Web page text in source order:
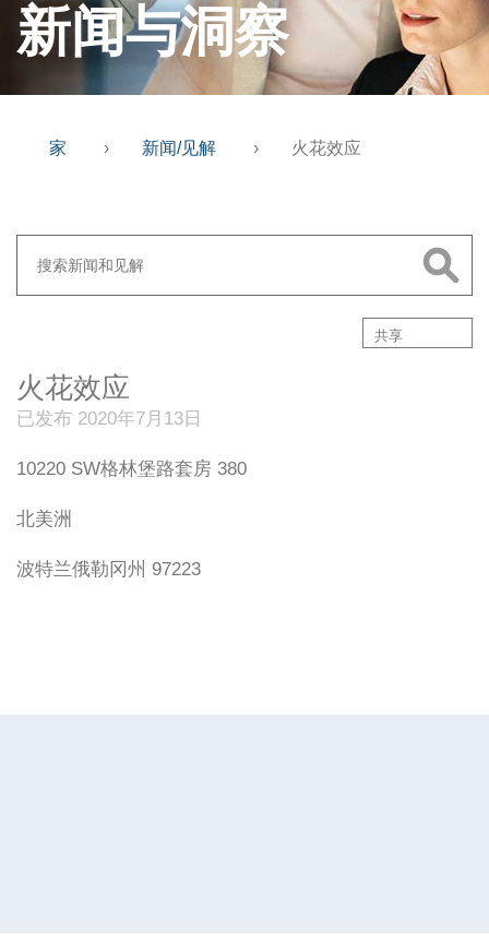
新闻与洞察
家 › 新闻/见解 › 火花效应
共享
火花效应
已发布 2020年7月13日
10220 SW格林堡路套房 380
北美洲
波特兰俄勒冈州 97223